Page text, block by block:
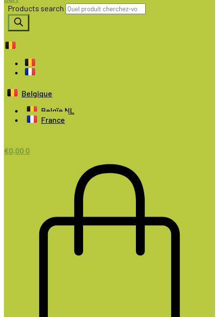
Products search
Belgique
Belgïe NL
France
€0,00 0